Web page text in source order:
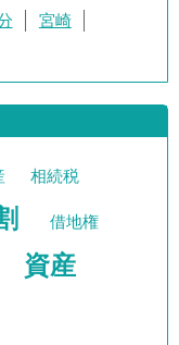
宮崎
相続税
借地権
資産